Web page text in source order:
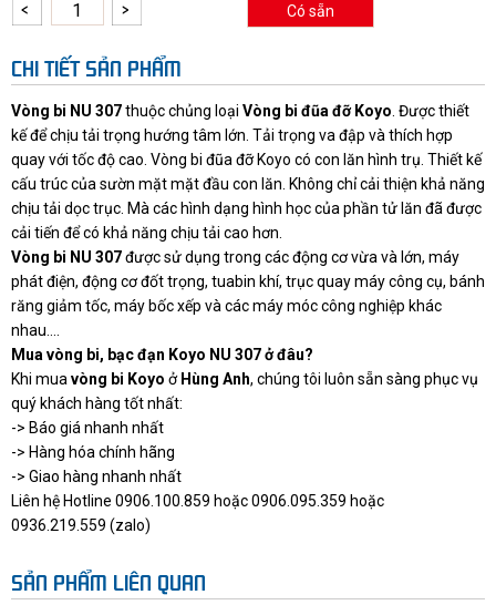
Có sẵn
CHI TIẾT SẢN PHẨM
Vòng bi NU 307thuộc chủng loại Vòng bi đũa đỡ Koyo . Được thiết
kế để chịu tải trọng hướng tâm lớn. Tải trọng va đập và thích hợp
quay với tốc độ cao. Vòng bi đũa đỡ Koyo có con lăn hình trụ. Thiết kế
cấu trúc của sườn mặt mặt đầu con lăn. Không chỉ cải thiện khả năng
chịu tải dọc trục. Mà các hình dạng hình học của phần tử lăn đã được
cải tiến để có khả năng chịu tải cao hơn.
Vòng bi NU 307được sử dụng trong các động cơ vừa và lớn, máy
phát điện, động cơ đốt trọng, tuabin khí, trục quay máy công cụ, bánh
răng giảm tốc, máy bốc xếp và các máy móc công nghiệp khác
nhau….
Mua vòng bi, bạc đạn Koyo NU 307 ở đâu?
Khi mua vòng bi Koyo ở Hùng Anh, chúng tôi luôn sẵn sàng phục vụ
quý khách hàng tốt nhất:
-> Báo giá nhanh nhất
-> Hàng hóa chính hãng
-> Giao hàng nhanh nhất
Liên hệ Hotline 0906.100.859 hoặc 0906.095.359 hoặc
0936.219.559 (zalo)
SẢN PHẨM LIÊN QUAN